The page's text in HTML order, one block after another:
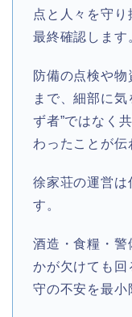
点と人々を守
最終確認します
防備の点検や
まで、細部に気
ず者”ではなく
わったことが伝
徐家荘の運営は
す。
酒造・食糧・警
かが欠けても回
守の不安を最小